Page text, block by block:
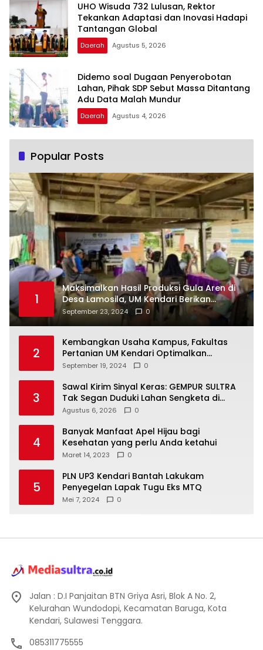
UHO Wisuda 732 Lulusan, Rektor
Tekankan Adaptasi dan Inovasi Hadapi
Tantangan Global
Daerah Agustus 5, 2026
Didemo soal Dugaan Penyerobotan
Lahan, Pihak SDP Sebut Massa Ditantang
Adu Data Malah Mundur
Daerah Agustus 4, 2026
Popular Posts
1
Maksimalkan Hasil Produksi Gula Aren di
Desa Lamosila, UM Kendari Berikan
Bantuan Alat Produksi Modern
September 23, 2024 0
2
Kembangkan Usaha Kampus, Fakultas
Pertanian UM Kendari Optimalkan
Laboratorium Lapangan Agribisnis
September 19, 2024 0
3
Sawal Kirim Sinyal Keras: GEMPUR SULTRA
Tak Segan Duduki Lahan Sengketa di
Puuwatu
Agustus 6, 2026 0
4
Banyak Manfaat Apel Hijau bagi
Kesehatan yang perlu Anda ketahui
Maret 14, 2023 0
5
PLN UP3 Kendari Bantah Lakukam
Penyegelan Lapak Tugu Eks MTQ
Mei 7, 2024 0
Jalan : D.I Panjaitan BTN Griya Asri, Blok A No. 2,
Kelurahan Wundodopi, Kecamatan Baruga, Kota
Kendari, Sulawesi Tenggara.
085311775555